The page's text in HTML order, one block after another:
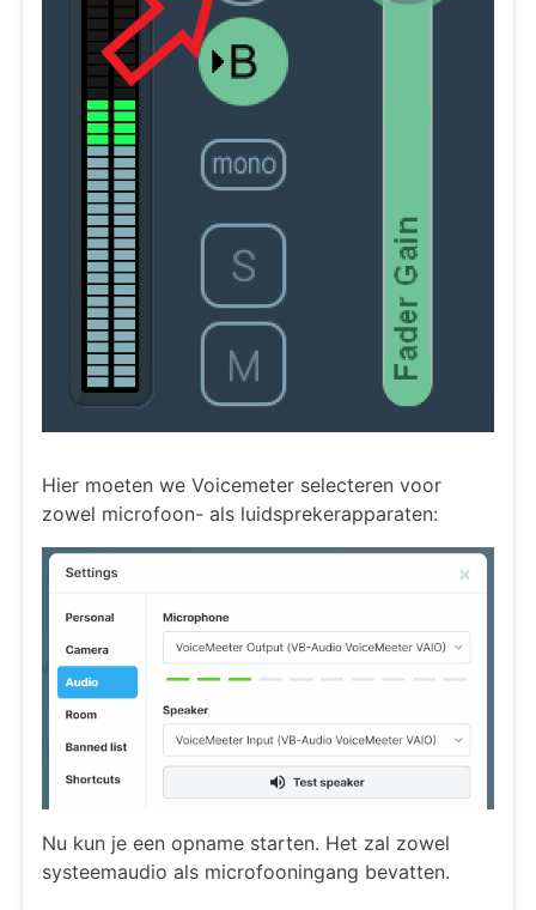
Hier moeten we Voicemeter selecteren voor
zowel microfoon- als luidsprekerapparaten:
Nu kun je een opname starten. Het zal zowel
systeemaudio als microfooningang bevatten.